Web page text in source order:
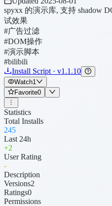
spyxx 的演示库, 支持 shadow
试效果
#广告过滤
#DOM操作
#演示脚本
#bilibili
Install Script · v1.1.10
Watch1
Favorite0
Statistics
Total Installs
245
Last 24h
+2
User Rating
-
Description
Versions2
Ratings0
Permissions